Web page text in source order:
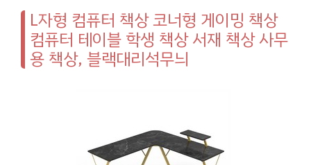
L자형 컴퓨터 책상 코너형 게이밍 책상
컴퓨터 테이블 학생 책상 서재 책상 사무
용 책상, 블랙대리석무늬